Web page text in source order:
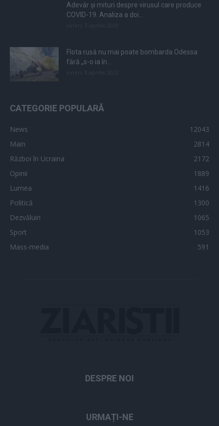
Adevăr și mituri despre virusul care produce
COVID-19. Analiza a doi...
Flota rusă nu mai poate bombarda Odessa
fără „s-o ia în...
CATEGORIE POPULARĂ
News
12043
Main
2814
Război în Ucraina
2172
Opinii
1889
Lumea
1416
Politică
1300
Dezvăluiri
1065
Sport
1053
Mass-media
591
DESPRE NOI
URMAȚI-NE